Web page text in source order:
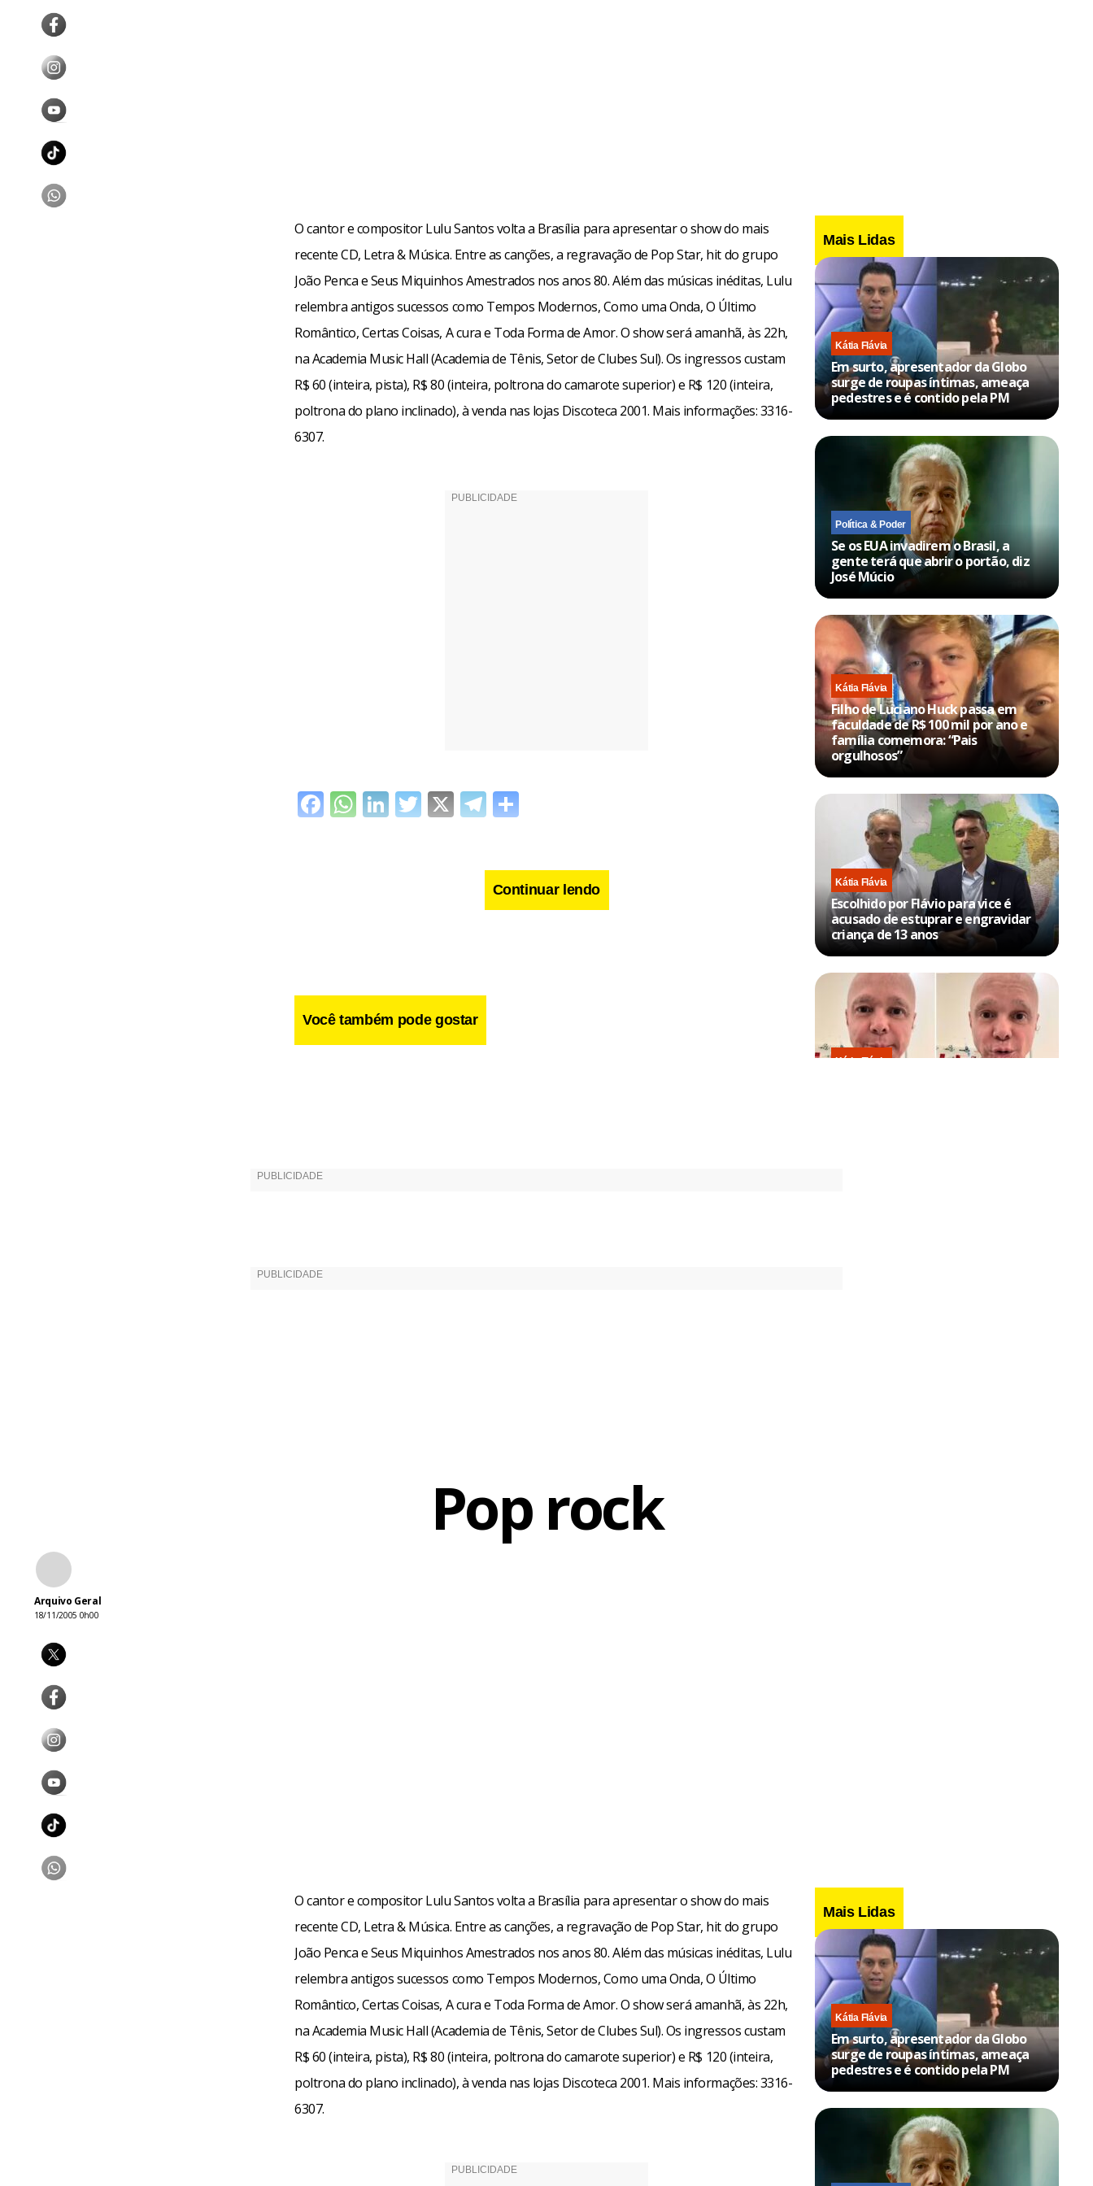
O cantor e compositor Lulu Santos volta a Brasília para apresentar o show do mais
recente CD, Letra & Música. Entre as canções, a regravação de Pop Star, hit do grupo
João Penca e Seus Miquinhos Amestrados nos anos 80. Além das músicas inéditas, Lulu
relembra antigos sucessos como Tempos Modernos, Como uma Onda, O Último
Romântico, Certas Coisas, A cura e Toda Forma de Amor. O show será amanhã, às 22h,
na Academia Music Hall (Academia de Tênis, Setor de Clubes Sul). Os ingressos custam
R$ 60 (inteira, pista), R$ 80 (inteira, poltrona do camarote superior) e R$ 120 (inteira,
poltrona do plano inclinado), à venda nas lojas Discoteca 2001. Mais informações: 3316-
6307.
Facebook
WhatsApp
LinkedIn
Twitter
X Telegram
Continuar lendo
Você também pode gostar
Mais Lidas
Kátia Flávia
Em surto, apresentador da Globo
surge de roupas íntimas, ameaça
pedestres e é contido pela PM
Política & Poder
Se os EUA invadirem o Brasil, a
gente terá que abrir o portão, diz
José Múcio
Kátia Flávia
Filho de Luciano Huck passa em
faculdade de R$ 100 mil por ano e
família comemora: “Pais
orgulhosos”
Kátia Flávia
Escolhido por Flávio para vice é
acusado de estuprar e engravidar
criança de 13 anos
Kátia Flávia
Pop rock
Arquivo Geral
18/11/2005 0h00
O cantor e compositor Lulu Santos volta a Brasília para apresentar o show do mais
recente CD, Letra & Música. Entre as canções, a regravação de Pop Star, hit do grupo
João Penca e Seus Miquinhos Amestrados nos anos 80. Além das músicas inéditas, Lulu
relembra antigos sucessos como Tempos Modernos, Como uma Onda, O Último
Romântico, Certas Coisas, A cura e Toda Forma de Amor. O show será amanhã, às 22h,
na Academia Music Hall (Academia de Tênis, Setor de Clubes Sul). Os ingressos custam
R$ 60 (inteira, pista), R$ 80 (inteira, poltrona do camarote superior) e R$ 120 (inteira,
poltrona do plano inclinado), à venda nas lojas Discoteca 2001. Mais informações: 3316-
6307.
Mais Lidas
Kátia Flávia
Em surto, apresentador da Globo
surge de roupas íntimas, ameaça
pedestres e é contido pela PM